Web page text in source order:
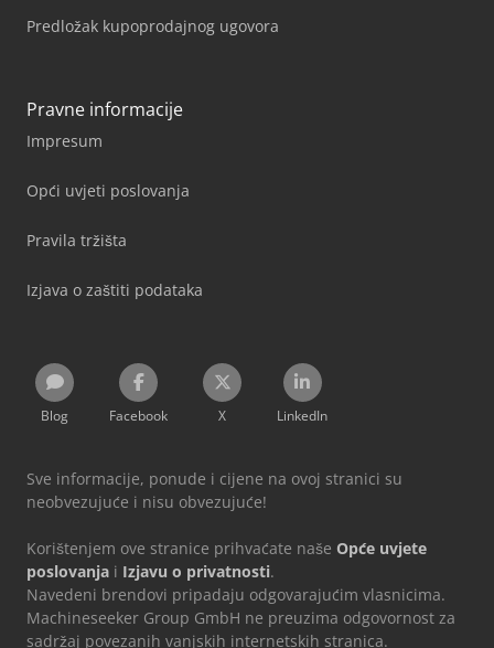
Predložak kupoprodajnog ugovora
Pravne informacije
Impresum
Opći uvjeti poslovanja
Pravila tržišta
Izjava o zaštiti podataka
Blog Facebook X LinkedIn
Sve informacije, ponude i cijene na ovoj stranici su
neobvezujuće i nisu obvezujuće!
Korištenjem ove stranice prihvaćate naše Opće uvjete
poslovanja i Izjavu o privatnosti.
Navedeni brendovi pripadaju odgovarajućim vlasnicima.
Machineseeker Group GmbH ne preuzima odgovornost za
sadržaj povezanih vanjskih internetskih stranica.